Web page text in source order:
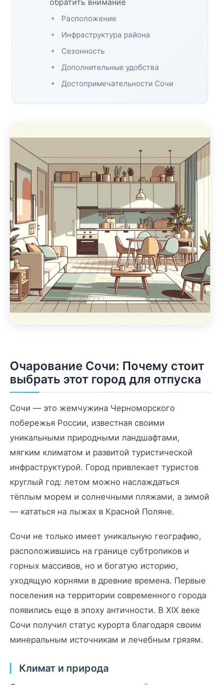
Расположение
Инфраструктура района
Сезонность
Дополнительные удобства
Достопримечательности Сочи
Очарование Сочи: Почему стоит
выбрать этот город для отпуска
Сочи — это жемчужина Черноморского
побережья России, известная своими
уникальными природными ландшафтами,
мягким климатом и развитой туристической
инфраструктурой. Город привлекает туристов
круглый год: летом можно наслаждаться
тёплым морем и солнечными пляжами, а зимой
— кататься на лыжах в Красной Поляне.
Сочи не только имеет уникальную географию,
расположившись на границе субтропиков и
горных массивов, но и богатую историю,
уходящую корнями в древние времена. Первые
поселения на территории современного города
появились еще в эпоху античности. В XIX веке
Сочи получил статус курорта благодаря своим
минеральным источникам и лечебным грязям.
Климат и природа